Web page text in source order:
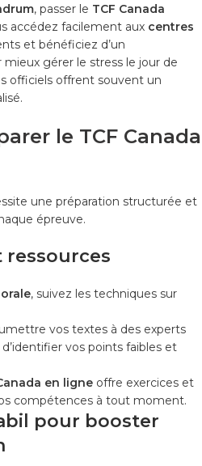
, passer le TCF Canada
accédez facilement aux centres
et bénéficiez d’un
gérer le stress le jour de
officiels offrent souvent un
le TCF Canada
une préparation structurée et
épreuve.
ressources
, suivez les techniques sur
vos textes à des experts
vos points faibles et
en ligne offre exercices et
compétences à tout moment.
pour booster